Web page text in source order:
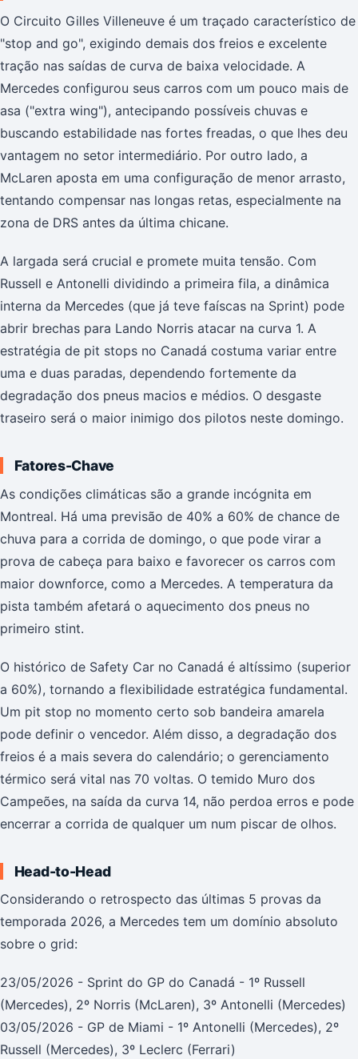
O Circuito Gilles Villeneuve é um traçado característico de
"stop and go", exigindo demais dos freios e excelente
tração nas saídas de curva de baixa velocidade. A
Mercedes configurou seus carros com um pouco mais de
asa ("extra wing"), antecipando possíveis chuvas e
buscando estabilidade nas fortes freadas, o que lhes deu
vantagem no setor intermediário. Por outro lado, a
McLaren aposta em uma configuração de menor arrasto,
tentando compensar nas longas retas, especialmente na
zona de DRS antes da última chicane.
A largada será crucial e promete muita tensão. Com
Russell e Antonelli dividindo a primeira fila, a dinâmica
interna da Mercedes (que já teve faíscas na Sprint) pode
abrir brechas para Lando Norris atacar na curva 1. A
estratégia de pit stops no Canadá costuma variar entre
uma e duas paradas, dependendo fortemente da
degradação dos pneus macios e médios. O desgaste
traseiro será o maior inimigo dos pilotos neste domingo.
Fatores-Chave
As condições climáticas são a grande incógnita em
Montreal. Há uma previsão de 40% a 60% de chance de
chuva para a corrida de domingo, o que pode virar a
prova de cabeça para baixo e favorecer os carros com
maior downforce, como a Mercedes. A temperatura da
pista também afetará o aquecimento dos pneus no
primeiro stint.
O histórico de Safety Car no Canadá é altíssimo (superior
a 60%), tornando a flexibilidade estratégica fundamental.
Um pit stop no momento certo sob bandeira amarela
pode definir o vencedor. Além disso, a degradação dos
freios é a mais severa do calendário; o gerenciamento
térmico será vital nas 70 voltas. O temido Muro dos
Campeões, na saída da curva 14, não perdoa erros e pode
encerrar a corrida de qualquer um num piscar de olhos.
Head-to-Head
Considerando o retrospecto das últimas 5 provas da
temporada 2026, a Mercedes tem um domínio absoluto
sobre o grid:
23/05/2026 - Sprint do GP do Canadá - 1º Russell
(Mercedes), 2º Norris (McLaren), 3º Antonelli (Mercedes)
03/05/2026 - GP de Miami - 1º Antonelli (Mercedes), 2º
Russell (Mercedes), 3º Leclerc (Ferrari)